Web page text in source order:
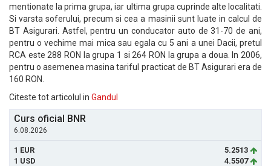
mentionate la prima grupa, iar ultima grupa cuprinde alte localitati.
Si varsta soferului, precum si cea a masinii sunt luate in calcul de
BT Asigurari. Astfel, pentru un conducator auto de 31-70 de ani,
pentru o vechime mai mica sau egala cu 5 ani a unei Dacii, pretul
RCA este 288 RON la grupa 1 si 264 RON la grupa a doua. In 2006,
pentru o asemenea masina tariful practicat de BT Asigurari era de
160 RON.
Citeste tot articolul in Gandul
Curs oficial BNR
6.08.2026
1 EUR
5.2513
1 USD
4.5507